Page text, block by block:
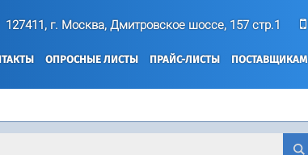
127411, г. Москва, Дмитровское шоссе, 157 стр.1
ОПРОСНЫЕ ЛИСТЫ ПРАЙС-ЛИСТЫ ПОСТАВЩИКАМ